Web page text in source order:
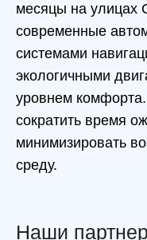
месяцы на улицах
современные
системами
экологичными
уровнем
сократить время
минимизировать
среду.
Наши